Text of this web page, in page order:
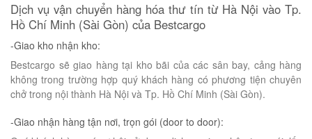
Dịch vụ vận chuyển hàng hóa thư tín từ Hà Nội vào Tp.
Hồ Chí Minh (Sài Gòn) của Bestcargo
-Giao kho nhận kho:
Bestcargo sẽ giao hàng tại kho bãi của các sân bay, cảng hàng
không trong trường hợp quý khách hàng có phương tiện chuyên
chở trong nội thành Hà Nội và Tp. Hồ Chí Minh (Sài Gòn).
-Giao nhận hàng tận nơi, trọn gói (door to door):